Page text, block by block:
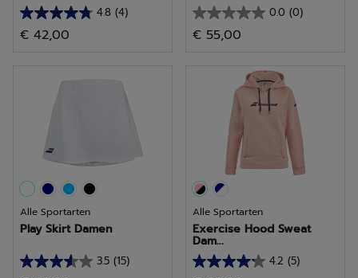
4.8 (4)
4.8
von
Sternen.
Bewertungen
€ 42,00
0.0 (0)
0.0
von
Sternen.
€ 55,00
Alle Sportarten
Play Skirt Damen
3.5 (15)
3.5
Alle Sportarten
Exercise Hood Sweat
Dam...
4.2 (5)
4.2